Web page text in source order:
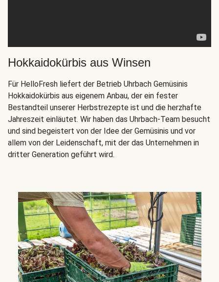
Hokkaidokürbis aus Winsen
Für HelloFresh liefert der Betrieb Uhrbach Gemüsinis
Hokkaidokürbis aus eigenem Anbau, der ein fester
Bestandteil unserer Herbstrezepte ist und die herzhafte
Jahreszeit einläutet. Wir haben das Uhrbach-Team besucht
und sind begeistert von der Idee der Gemüsinis und vor
allem von der Leidenschaft, mit der das Unternehmen in
dritter Generation geführt wird.